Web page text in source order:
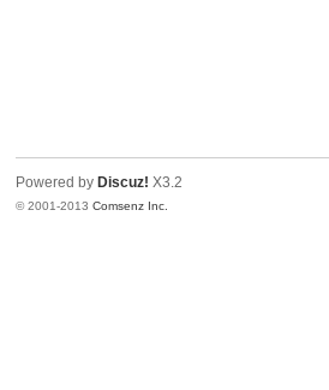
Powered by Discuz! X3.2
© 2001-2013Comsenz Inc.